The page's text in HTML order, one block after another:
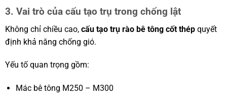
3. Vai trò của cấu tạo trụ trong chống lật
Không chỉ chiều cao, cấu tạo trụ rào bê tông cốt thépquyết
định khả năng chống gió.
Yếu tố quan trọng gồm:
Mác bê tông M250 – M300